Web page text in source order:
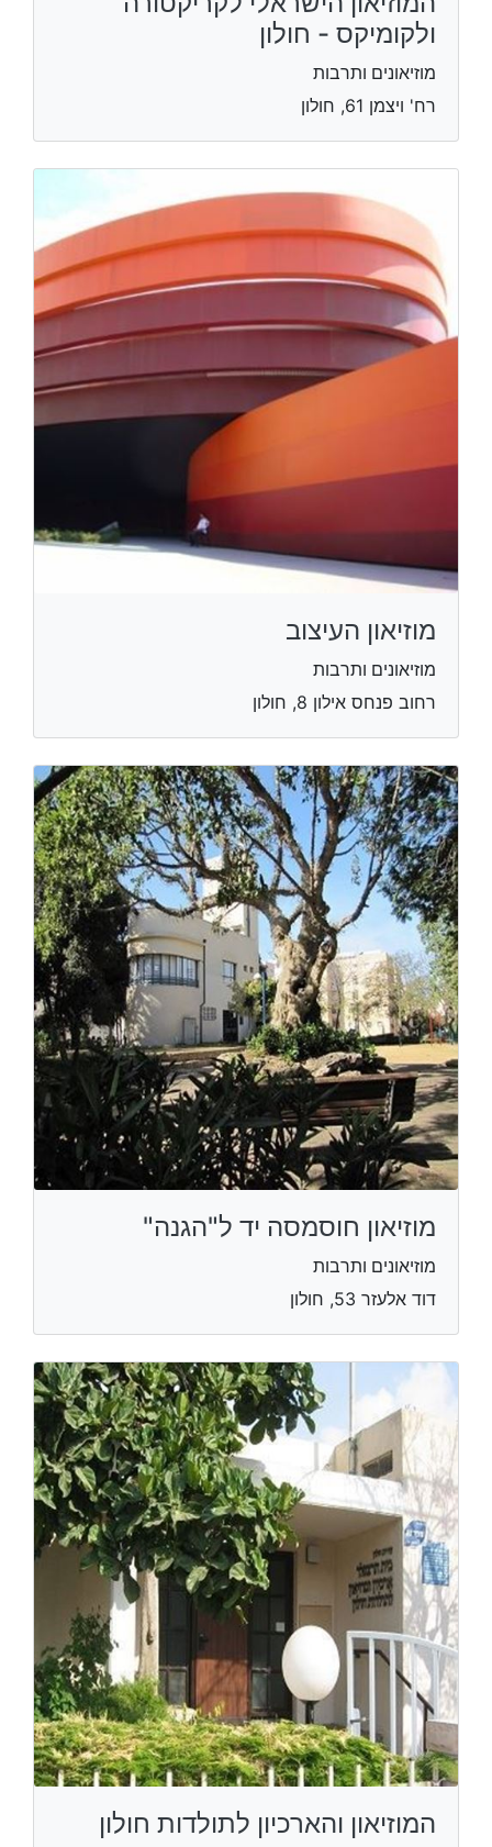
ולקומיקס - חולון
מוזיאונים ותרבות
רח' ויצמן 61, חולון
מוזיאון העיצוב
מוזיאונים ותרבות
רחוב פנחס אילון 8, חולון
מוזיאון חוסמסה יד ל"הגנה"
מוזיאונים ותרבות
דוד אלעזר 53, חולון
המוזיאון והארכיון לתולדות חולון